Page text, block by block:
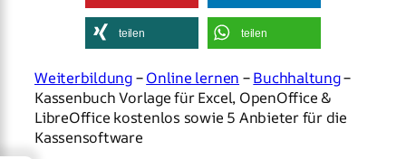
teilen teilen
Weiterbildung–Online lernen –Buchhaltung–
Kassenbuch Vorlage für Excel, OpenOffice &
LibreOffice kostenlos sowie 5 Anbieter für die
Kassensoftware